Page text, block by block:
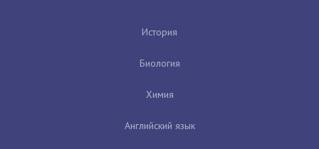
История
Биология
Химия
Английский язык